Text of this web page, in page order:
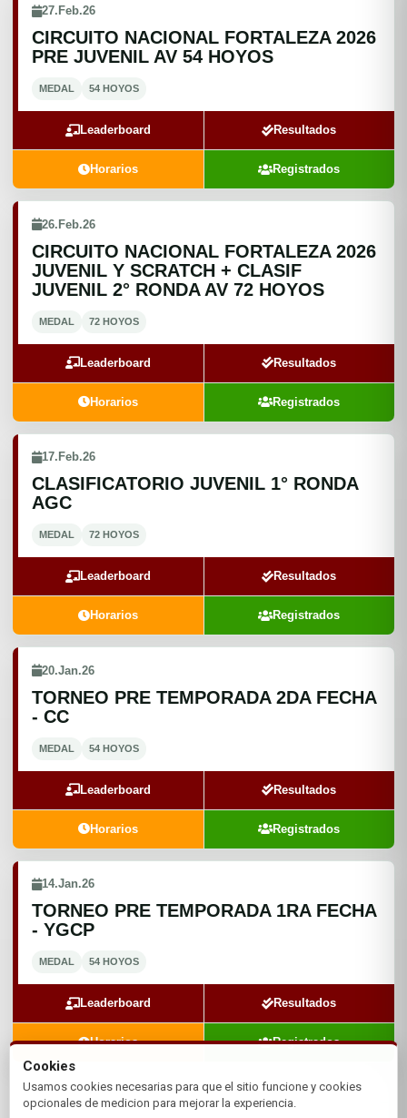
27.Feb.26
CIRCUITO NACIONAL FORTALEZA 2026
PRE JUVENIL AV 54 HOYOS
MEDAL 54 HOYOS
Leaderboard Resultados
Horarios Registrados
26.Feb.26
CIRCUITO NACIONAL FORTALEZA 2026
JUVENIL Y SCRATCH + CLASIF
JUVENIL 2° RONDA AV 72 HOYOS
MEDAL 72 HOYOS
Leaderboard Resultados
Horarios Registrados
17.Feb.26
CLASIFICATORIO JUVENIL 1° RONDA
AGC
MEDAL 72 HOYOS
Leaderboard Resultados
Horarios Registrados
20.Jan.26
TORNEO PRE TEMPORADA 2DA FECHA
- CC
MEDAL 54 HOYOS
Leaderboard Resultados
Horarios Registrados
14.Jan.26
TORNEO PRE TEMPORADA 1RA FECHA
- YGCP
MEDAL 54 HOYOS
Leaderboard Resultados
Horarios Registrados
Cookies
Usamos cookies necesarias para que el sitio funcione y cookies
opcionales de medicion para mejorar la experiencia.